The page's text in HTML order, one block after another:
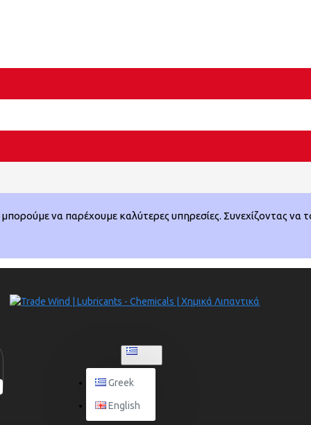
να παρέχουμε καλύτερες υπηρεσίες. Συνεχίζοντας να
Greek
English